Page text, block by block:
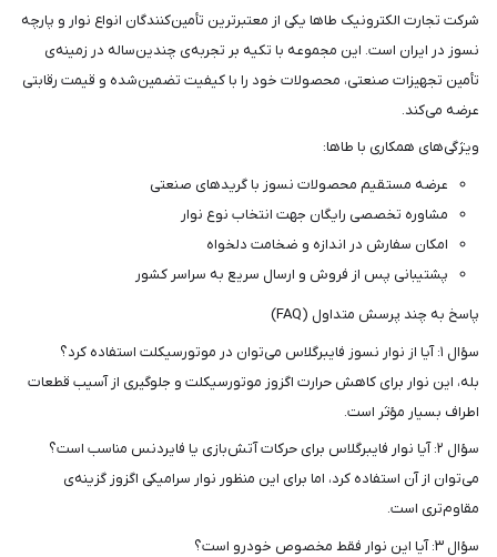
شرکت تجارت الکترونیک طاها یکی از معتبرترین تأمین‌کنندگان انواع نوار و پارچه
نسوز در ایران است. این مجموعه با تکیه بر تجربه‌ی چندین‌ساله در زمینه‌ی
تأمین تجهیزات صنعتی، محصولات خود را با کیفیت تضمین‌شده و قیمت رقابتی
عرضه می‌کند.
ویژگی‌های همکاری با طاها:
عرضه مستقیم محصولات نسوز با گریدهای صنعتی
مشاوره تخصصی رایگان جهت انتخاب نوع نوار
امکان سفارش در اندازه و ضخامت دلخواه
پشتیبانی پس از فروش و ارسال سریع به سراسر کشور
پاسخ به چند پرسش متداول (FAQ)
سؤال ۱: آیا از نوار نسوز فایبرگلاس می‌توان در موتورسیکلت استفاده کرد؟
بله، این نوار برای کاهش حرارت اگزوز موتورسیکلت و جلوگیری از آسیب قطعات
اطراف بسیار مؤثر است.
سؤال ۲: آیا نوار فایبرگلاس برای حرکات آتش‌بازی یا فایردنس مناسب است؟
می‌توان از آن استفاده کرد، اما برای این منظور نوار سرامیکی اگزوز گزینه‌ی
مقاوم‌تری است.
سؤال ۳: آیا این نوار فقط مخصوص خودرو است؟